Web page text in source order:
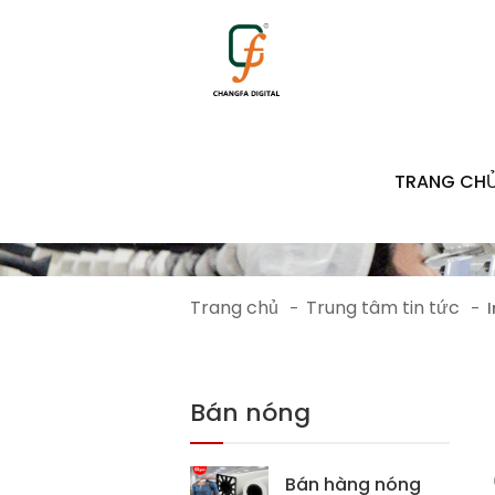
TRANG
Trang chủ - Trung tâm tin tức -
Bán nóng
Bán hàng nóng